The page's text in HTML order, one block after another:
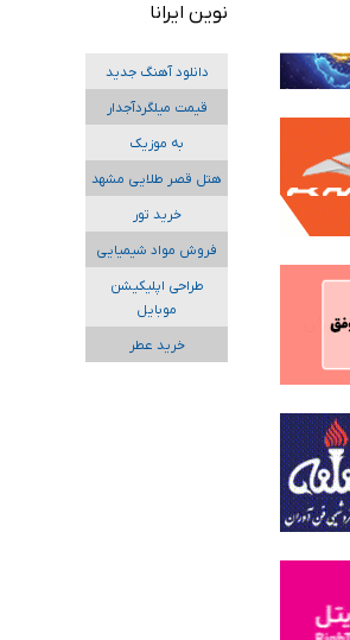
نوین ایرانا
دانلود آهنگ جدید
قیمت میلگردآجدار
به موزیک
هتل قصر طلایی مشهد
خرید تور
فروش مواد شیمیایی
طراحی اپلیکیشن
موبایل
خرید عطر